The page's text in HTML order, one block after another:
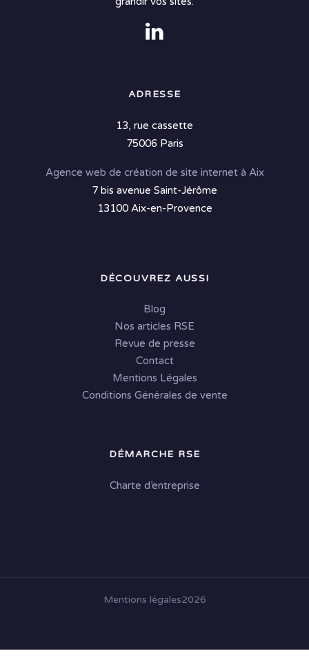
ADRESSE
13, rue cassette
75006 Paris
Agence web de création de site internet à Aix
7 bis avenue Saint-Jérôme
13100 Aix-en-Provence
DÉCOUVREZ AUSSI
Blog
Nos articles RSE
Revue de presse
Contact
Mentions Légales
Conditions Générales de vente
DÉMARCHE RSE
Charte d’entreprise
Mentions légales2026